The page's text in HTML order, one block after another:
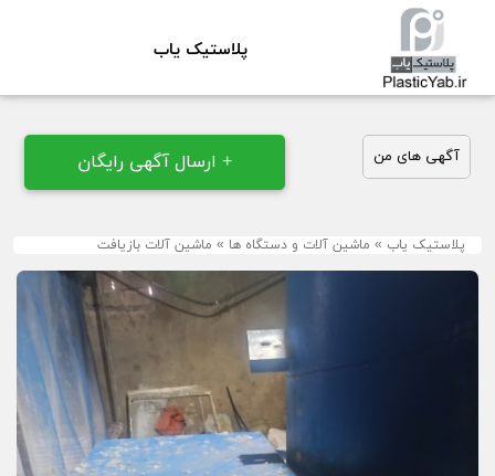
پلاستیک یاب
آگهی های من + ارسال آگهی رایگان
پلاستیک یاب » ماشین آلات و دستگاه ها » ماشین آلات بازیافت